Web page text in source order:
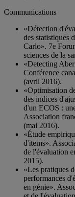
Communications
«Détection
des statistiques
Carlo». 7e
sciences de la
«Detecting
Conférence
(avril 2016).
«Optimisation
des indices
d'un ECOS :
Association
(mai 2016).
«Étude
d'items».
de l'évaluation
2015).
«Les pratiques
performances
en génie».